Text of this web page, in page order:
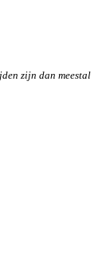
zijn dan meestal